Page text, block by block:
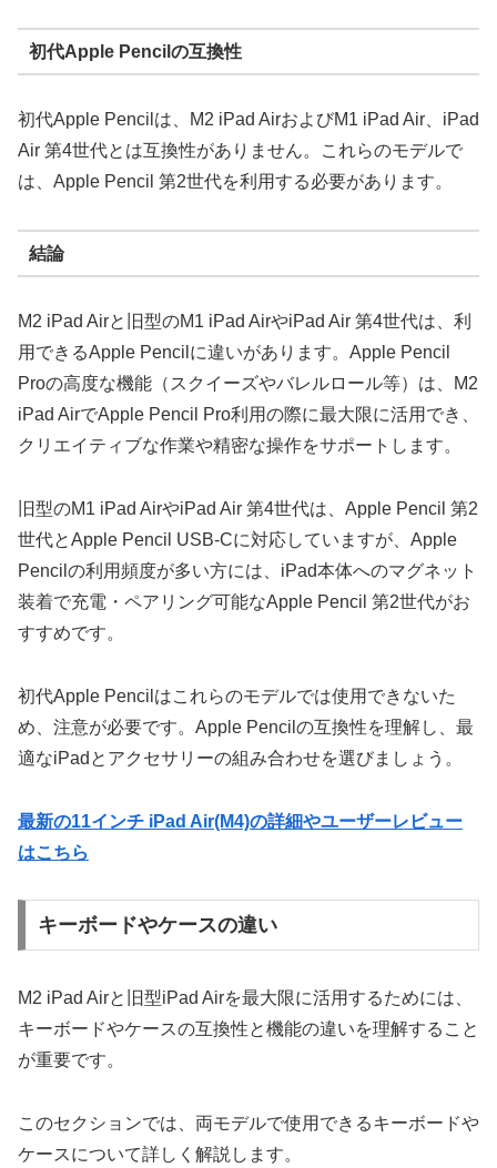
初代Apple Pencilの互換性
初代Apple Pencilは、M2 iPad AirおよびM1 iPad Air、iPad
Air 第4世代とは互換性がありません。これらのモデルで
は、Apple Pencil 第2世代を利用する必要があります。
結論
M2 iPad Airと旧型のM1 iPad AirやiPad Air 第4世代は、利
用できるApple Pencilに違いがあります。Apple Pencil
Proの高度な機能（スクイーズやバレルロール等）は、M2
iPad AirでApple Pencil Pro利用の際に最大限に活用でき、
クリエイティブな作業や精密な操作をサポートします。
旧型のM1 iPad AirやiPad Air 第4世代は、Apple Pencil 第2
世代とApple Pencil USB-Cに対応していますが、Apple
Pencilの利用頻度が多い方には、iPad本体へのマグネット
装着で充電・ペアリング可能なApple Pencil 第2世代がお
すすめです。
初代Apple Pencilはこれらのモデルでは使用できないた
め、注意が必要です。Apple Pencilの互換性を理解し、最
適なiPadとアクセサリーの組み合わせを選びましょう。
最新の11インチ iPad Air(M4)の詳細やユーザーレビュー
はこちら
キーボードやケースの違い
M2 iPad Airと旧型iPad Airを最大限に活用するためには、
キーボードやケースの互換性と機能の違いを理解すること
が重要です。
このセクションでは、両モデルで使用できるキーボードや
ケースについて詳しく解説します。